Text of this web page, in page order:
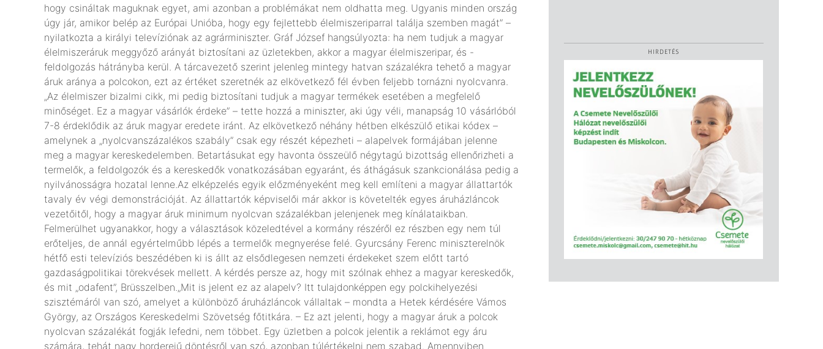
hogy csináltak maguknak egyet, ami azonban a problémákat nem oldhatta meg. Ugyanis minden ország
úgy jár, amikor belép az Európai Unióba, hogy egy fejlettebb élelmiszeriparral találja szemben magát” –
nyilatkozta a királyi televíziónak az agrárminiszter. Gráf József hangsúlyozta: ha nem tudjuk a magyar
élelmiszeráruk meggyőző arányát biztosítani az üzletekben, akkor a magyar élelmiszeripar, és -
feldolgozás hátrányba kerül. A tárcavezető szerint jelenleg mintegy hatvan százalékra tehető a magyar
áruk aránya a polcokon, ezt az értéket szeretnék az elkövetkező fél évben feljebb tornázni nyolcvanra.
„Az élelmiszer bizalmi cikk, mi pedig biztosítani tudjuk a magyar termékek esetében a megfelelő
minőséget. Ez a magyar vásárlók érdeke” – tette hozzá a miniszter, aki úgy véli, manapság 10 vásárlóból
7-8 érdeklődik az áruk magyar eredete iránt. Az elkövetkező néhány hétben elkészülő etikai kódex –
amelynek a „nyolcvanszázalékos szabály” csak egy részét képezheti – alapelvek formájában jelenne
meg a magyar kereskedelemben. Betartásukat egy havonta összeülő négytagú bizottság ellenőrizheti a
termelők, a feldolgozók és a kereskedők vonatkozásában egyaránt, és áthágásuk szankcionálása pedig a
nyilvánosságra hozatal lenne.Az elképzelés egyik előzményeként meg kell említeni a magyar állattartók
tavaly év végi demonstrációját. Az állattartók képviselői már akkor is követelték egyes áruházláncok
vezetőitől, hogy a magyar áruk minimum nyolcvan százalékban jelenjenek meg kínálataikban.
Felmerülhet ugyanakkor, hogy a választások közeledtével a kormány részéről ez részben egy nem túl
erőteljes, de annál egyértelműbb lépés a termelők megnyerése felé. Gyurcsány Ferenc miniszterelnök
hétfő esti televíziós beszédében ki is állt az elsődlegesen nemzeti érdekeket szem előtt tartó
gazdaságpolitikai törekvések mellett. A kérdés persze az, hogy mit szólnak ehhez a magyar kereskedők,
és mit „odafent”, Brüsszelben.„Mit is jelent ez az alapelv? Itt tulajdonképpen egy polckihelyezési
szisztémáról van szó, amelyet a különböző áruházláncok vállaltak – mondta a Hetek kérdésére Vámos
György, az Országos Kereskedelmi Szövetség főtitkára. – Ez azt jelenti, hogy a magyar áruk a polcok
nyolcvan százalékát fogják lefedni, nem többet. Egy üzletben a polcok jelentik a reklámot egy áru
számára, tehát nagy horderejű döntésről van szó, azonban túlértékelni nem szabad. Amennyiben
HIRDETÉS